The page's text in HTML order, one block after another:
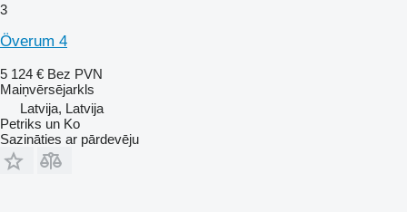
3
Överum 4
5 124 € Bez PVN
Maiņvērsējarkls
Latvija, Latvija
Petriks un Ko
Sazināties ar pārdevēju